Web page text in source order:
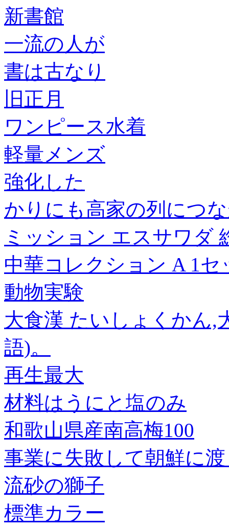
新書館
一流の人が
書は古なり
旧正月
ワンピース水着
軽量メンズ
強化した
かりにも高家の列につ
ミッション エスサワダ
中華コレクション A 1セ
動物実験
大食漢 たいしょくかん,
語)。
再生最大
材料はうにと塩のみ
和歌山県産南高梅100
事業に失敗して朝鮮に
流砂の獅子
標準カラー